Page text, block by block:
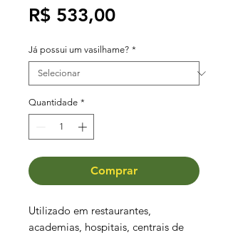
R$ 533,00Preço
Já possui um vasilhame? *
Quantidade *
Comprar
Utilizado em restaurantes,
academias, hospitais, centrais de